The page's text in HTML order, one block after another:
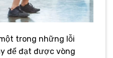
trong những lỗi
để đạt được vòng